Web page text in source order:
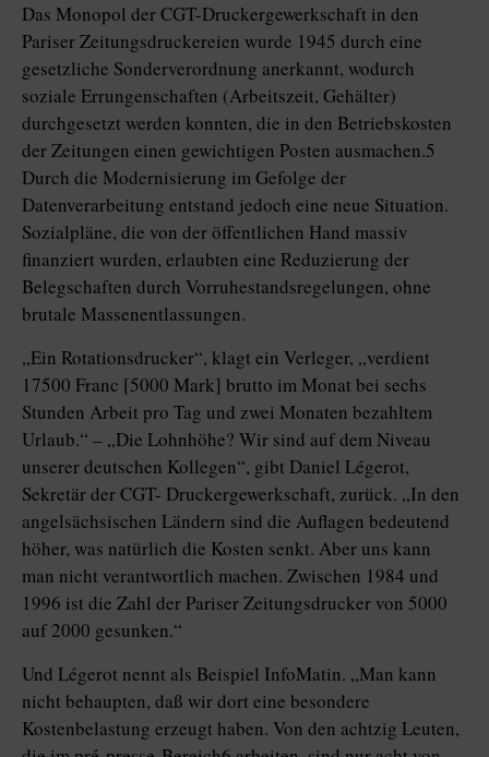
Das Monopol der CGT-Druckergewerkschaft in den
Pariser Zeitungsdruckereien wurde 1945 durch eine
gesetzliche Sonderverordnung anerkannt, wodurch
soziale Errungenschaften (Arbeitszeit, Gehälter)
durchgesetzt werden konnten, die in den Betriebskosten
der Zeitungen einen gewichtigen Posten ausmachen.5
Durch die Modernisierung im Gefolge der
Datenverarbeitung entstand jedoch eine neue Situation.
Sozialpläne, die von der öffentlichen Hand massiv
finanziert wurden, erlaubten eine Reduzierung der
Belegschaften durch Vorruhestandsregelungen, ohne
brutale Massenentlassungen.
„Ein Rotationsdrucker“, klagt ein Verleger, „verdient
17500 Franc [5000 Mark] brutto im Monat bei sechs
Stunden Arbeit pro Tag und zwei Monaten bezahltem
Urlaub.“ – „Die Lohnhöhe? Wir sind auf dem Niveau
unserer deutschen Kollegen“, gibt Daniel Légerot,
Sekretär der CGT- Druckergewerkschaft, zurück. „In den
angelsächsischen Ländern sind die Auflagen bedeutend
höher, was natürlich die Kosten senkt. Aber uns kann
man nicht verantwortlich machen. Zwischen 1984 und
1996 ist die Zahl der Pariser Zeitungsdrucker von 5000
auf 2000 gesunken.“
Und Légerot nennt als Beispiel InfoMatin. „Man kann
nicht behaupten, daß wir dort eine besondere
Kostenbelastung erzeugt haben. Von den achtzig Leuten,